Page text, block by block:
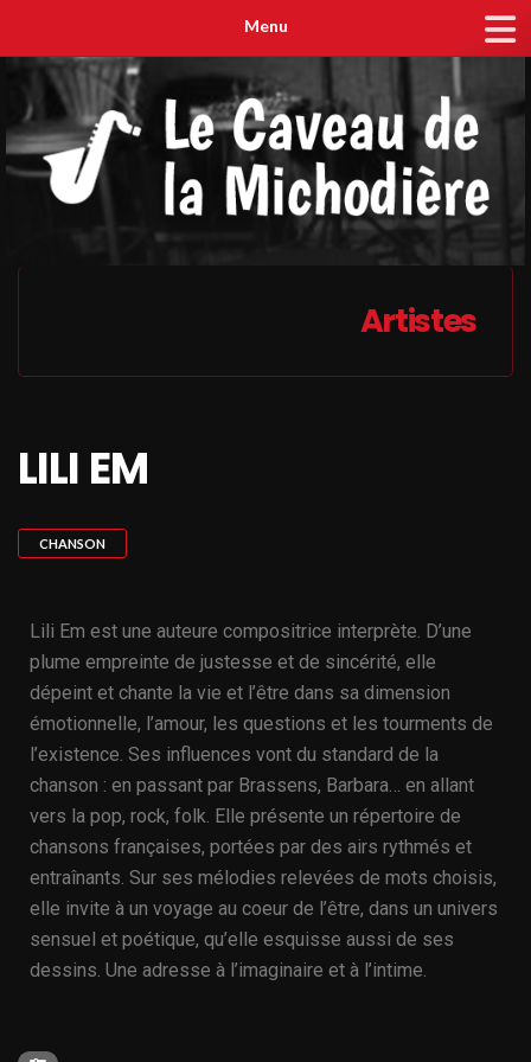
Menu
Artistes
LILI EM
CHANSON
Lili Em est une auteure compositrice interprète. D’une
plume empreinte de justesse et de sincérité, elle
dépeint et chante la vie et l’être dans sa dimension
émotionnelle, l’amour, les questions et les tourments de
l’existence. Ses influences vont du standard de la
chanson : en passant par Brassens, Barbara… en allant
vers la pop, rock, folk. Elle présente un répertoire de
chansons françaises, portées par des airs rythmés et
entraînants. Sur ses mélodies relevées de mots choisis,
elle invite à un voyage au coeur de l’être, dans un univers
sensuel et poétique, qu’elle esquisse aussi de ses
dessins. Une adresse à l’imaginaire et à l’intime.